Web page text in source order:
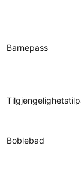
Barnepass
Boblebad